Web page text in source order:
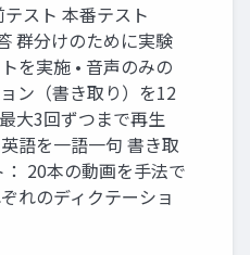
スト 本番テスト
群分けのために実験
を実施 • 音声のみの
ン（書き取り）を12
大3回ずつまで再生
語を一語一句 書き取
20本の動画を手法で
れのディクテーショ